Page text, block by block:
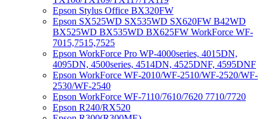
Epson Stylus Office BX320FW
Epson SX525WD SX535WD SX620FW B42WD
BX525WD BX535WD BX625FW WorkForce WF-
7015,7515,7525
Epson WorkForce Pro WP-4000series, 4015DN,
4095DN, 4500series, 4514DN, 4525DNF, 4595DNF
Epson WorkForce WF-2010/WF-2510/WF-2520/WF-
2530/WF-2540
Epson WorkForce WF-7110/7610/7620 7710/7720
Epson R240/RX520